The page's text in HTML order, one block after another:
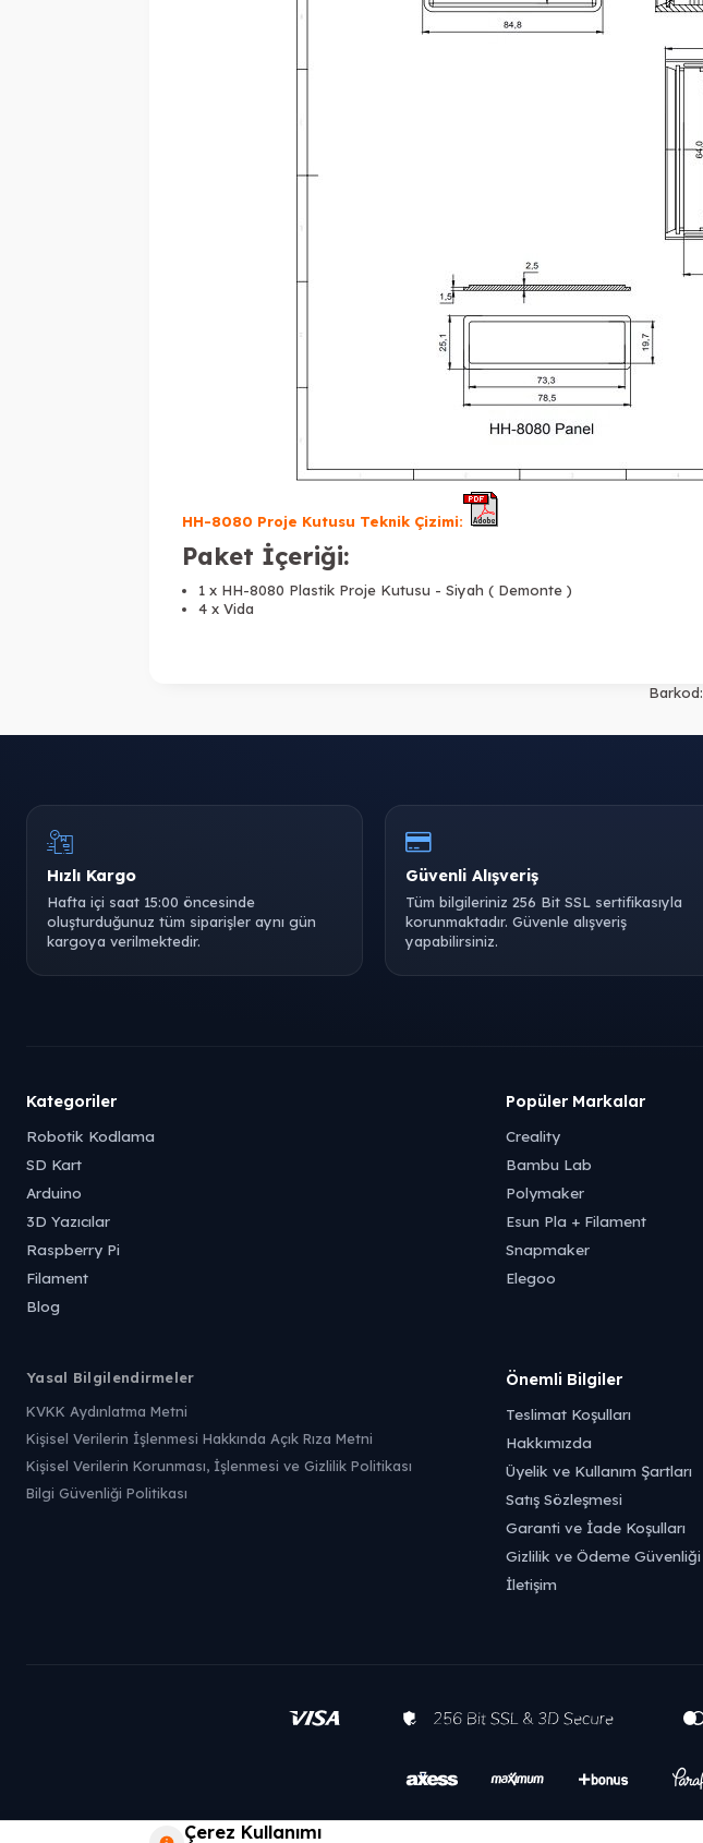
HH-8080 Proje Kutusu Teknik Çizimi:
Paket İçeriği:
1 x HH-8080 Plastik Proje Kutusu - Siyah ( Demonte )
4 x Vida
Barkod:
Hızlı Kargo
Hafta içi saat 15:00 öncesinde
oluşturduğunuz tüm siparişler aynı gün
kargoya verilmektedir.
Güvenli Alışveriş
Tüm bilgileriniz 256 Bit SSL sertifikasıyla
korunmaktadır. Güvenle alışveriş
yapabilirsiniz.
Kategoriler
Robotik Kodlama
SD Kart
Arduino
3D Yazıcılar
Raspberry Pi
Filament
Blog
Popüler Markalar
Creality
Bambu Lab
Polymaker
Esun Pla + Filament
Snapmaker
Elegoo
Yasal Bilgilendirmeler
KVKK Aydınlatma Metni
Kişisel Verilerin İşlenmesi Hakkında Açık Rıza Metni
Kişisel Verilerin Korunması, İşlenmesi ve Gizlilik Politikası
Bilgi Güvenliği Politikası
Önemli Bilgiler
Teslimat Koşulları
Hakkımızda
Üyelik ve Kullanım Şartları
Satış Sözleşmesi
Garanti ve İade Koşulları
Gizlilik ve Ödeme Güvenliği
İletişim
Çerez Kullanımı